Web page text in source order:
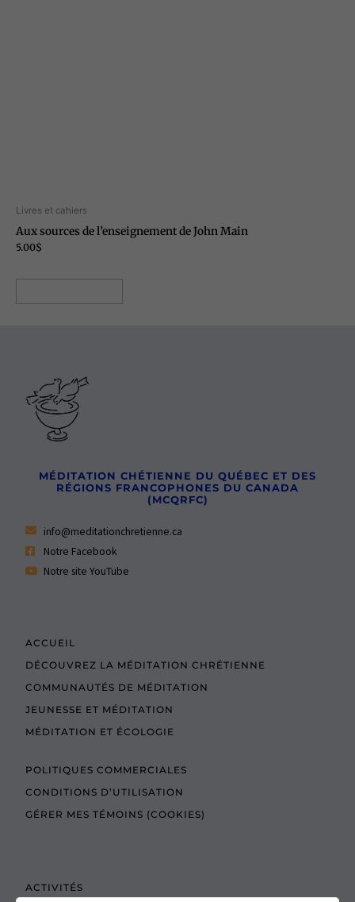
Livres et cahiers
Aux sources de l’enseignement de John Main
5.00$
MÉDITATION CHÉTIENNE DU QUÉBEC ET DES
RÉGIONS FRANCOPHONES DU CANADA
(MCQRFC)
info@meditationchretienne.ca
Notre Facebook
Notre site YouTube
ACCUEIL
DÉCOUVREZ LA MÉDITATION CHRÉTIENNE
COMMUNAUTÉS DE MÉDITATION
JEUNESSE ET MÉDITATION
MÉDITATION ET ÉCOLOGIE
POLITIQUES COMMERCIALES
CONDITIONS D’UTILISATION
GÉRER MES TÉMOINS (COOKIES)
ACTIVITÉS